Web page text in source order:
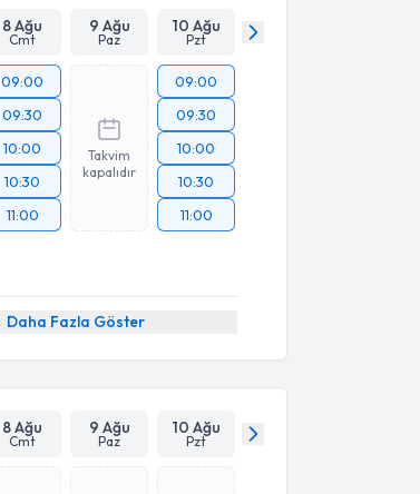
8 Ağu
Cmt
9 Ağu
Paz
10 Ağu
Pzt
09:00
09:30
10:00
10:30
11:00
Takvim
kapalıdır
09:00
09:30
10:00
10:30
11:00
Daha Fazla Göster
8 Ağu
Cmt
9 Ağu
Paz
10 Ağu
Pzt